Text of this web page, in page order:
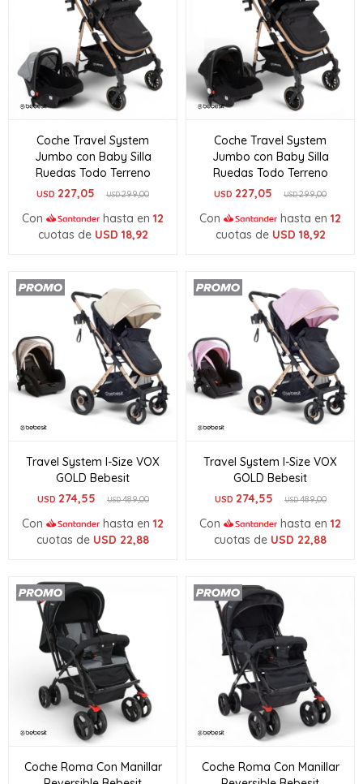
Coche Travel System
Jumbo con Baby Silla
Ruedas Todo Terreno
USD 227,05 USD299,00
Con hasta en 12
cuotas de USD 18,92
Coche Travel System
Jumbo con Baby Silla
Ruedas Todo Terreno
USD 227,05 USD299,00
Con hasta en 12
cuotas de USD 18,92
Travel System I-Size VOX
GOLD Bebesit
USD 274,55 USD489,00
Con hasta en 12
cuotas de USD 22,88
Travel System I-Size VOX
GOLD Bebesit
USD 274,55 USD489,00
Con hasta en 12
cuotas de USD 22,88
Coche Roma Con Manillar
Coche Roma Con Manillar